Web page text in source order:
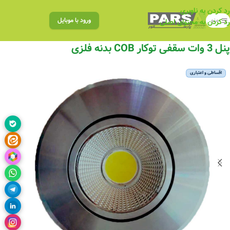
رد کردن به ناوبری
رد کردن به محتوای اصلی
منو ورود با موبایل
پنل 3 وات سقفی توکار COB بدنه فلزی
اقساطی و اعتباری